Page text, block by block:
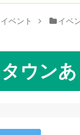
イベント イベ
ウンあ